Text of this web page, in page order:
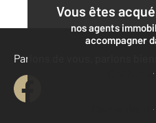
Vous êtes
nos agents
accompagner
Demander
Parlons de vous, parlons biens